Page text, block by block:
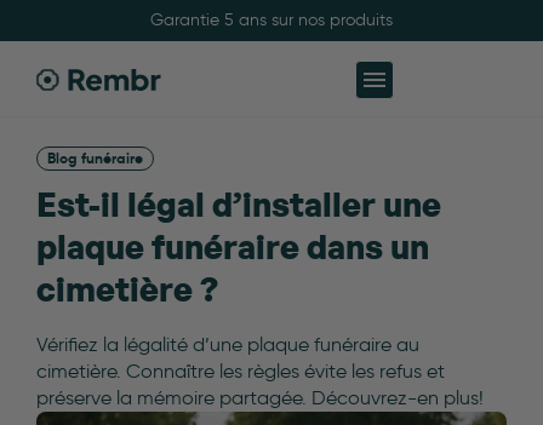
Fabriqué à Grenoble avec soins
Blog funéraire
Est-il légal d’installer une
plaque funéraire dans un
cimetière ?
Vérifiez la légalité d’une plaque funéraire au
cimetière. Connaître les règles évite les refus et
préserve la mémoire partagée. Découvrez-en plus!